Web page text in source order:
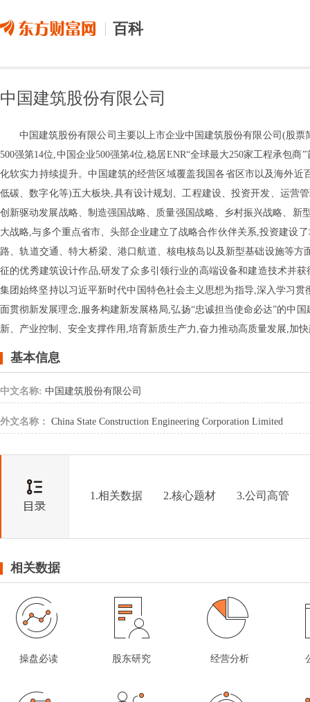
百科
中国建筑股份有限公司
中国建筑股份有限公司主要以上市企业中国建筑股份有限公司(股
500强第14位,中国企业500强第4位,稳居ENR“全球最大250家工程承包
化软实力持续提升。中国建筑的经营区域覆盖我国各省区市以及海外
低碳、数字化等)五大板块,具有设计规划、工程建设、投资开发、运营
创新驱动发展战略、制造强国战略、质量强国战略、乡村振兴战略、
大战略,与多个重点省市、头部企业建立了战略合作伙伴关系,投资建设
路、轨道交通、特大桥梁、港口航道、核电核岛以及新型基础设施等
征的优秀建筑设计作品,研发了众多引领行业的高端设备和建造技术并
集团始终坚持以习近平新时代中国特色社会主义思想为指导,深入学习
面贯彻新发展理念,服务构建新发展格局,弘扬“忠诚担当使命必达”的中
新、产业控制、安全支撑作用,培育新质生产力,奋力推动高质量发展,加
基本信息
中文名称: 中国建筑股份有限公司
外文名称： China State Construction Engineering Corporation Limited
1.相关数据 2.核心题材 3.公司高管
相关数据
操盘必读 股东研究 经营分析